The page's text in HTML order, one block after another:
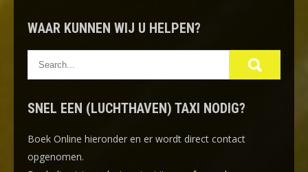
WAAR KUNNEN WIJ U HELPEN?
SNEL EEN (LUCHTHAVEN) TAXI NODIG?
Boek Online hieronder en er wordt direct contact
opgenomen.